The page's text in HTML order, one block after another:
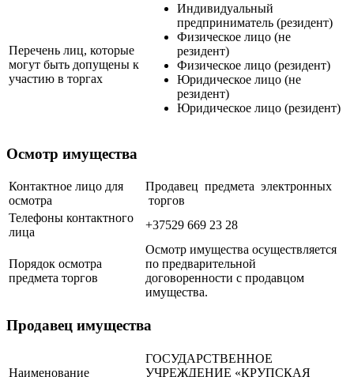
Перечень лиц, которые
могут быть допущены к
участию в торгах
Индивидуальный
предприниматель (резидент)
Физическое лицо (не
резидент)
Физическое лицо (резидент)
Юридическое лицо (не
резидент)
Юридическое лицо (резидент)
Осмотр имущества
Контактное лицо для
осмотра
Продавец предмета электронных
торгов
Телефоны контактного
лица
+37529 669 23 28
Порядок осмотра
предмета торгов
Осмотр имущества осуществляется
по предварительной
договоренности с продавцом
имущества.
Продавец имущества
Наименование
ГОСУДАРСТВЕННОЕ
УЧРЕЖДЕНИЕ «КРУПСКАЯ